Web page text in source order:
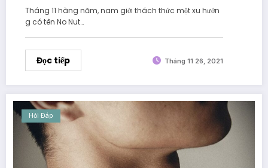
Tháng 11 hàng năm, nam giới thách thức một xu hướn
g có tên No Nut…
Đọc tiếp Tháng 11 26, 2021
Hỏi Đáp